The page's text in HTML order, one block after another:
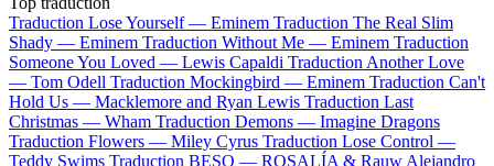
Traduction Lose Yourself — Eminem Traduction The Real Slim
Shady — Eminem Traduction Without Me — Eminem Traduction
Someone You Loved — Lewis Capaldi Traduction Another Love
— Tom Odell Traduction Mockingbird — Eminem Traduction Can't
Hold Us — Macklemore and Ryan Lewis Traduction Last
Christmas — Wham Traduction Demons — Imagine Dragons
Traduction Flowers — Miley Cyrus Traduction Lose Control —
Teddy Swims Traduction BESO — ROSALÍA & Rauw Alejandro